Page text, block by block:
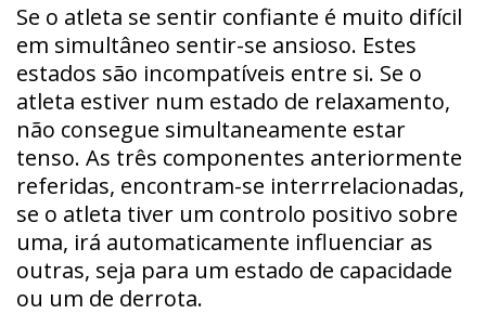
Se o atleta se sentir confiante é muito difícil
em simultâneo sentir-se ansioso. Estes
estados são incompatíveis entre si. Se o
atleta estiver num estado de relaxamento,
não consegue simultaneamente estar
tenso. As três componentes anteriormente
referidas, encontram-se interrrelacionadas,
se o atleta tiver um controlo positivo sobre
uma, irá automaticamente influenciar as
outras, seja para um estado de capacidade
ou um de derrota.